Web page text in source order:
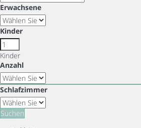
Erwachsene
Kinder
Kinder
Anzahl
Schlafzimmer
Suchen